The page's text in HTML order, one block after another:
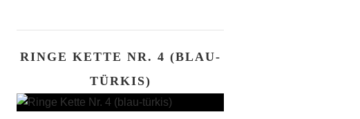
RINGE KETTE NR. 4 (BLAU-
TÜRKIS)